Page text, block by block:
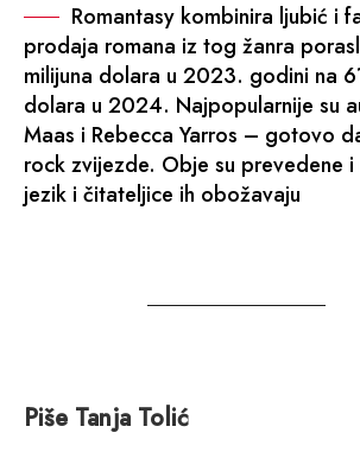
Romantasy kombinira ljubić i
prodaja romana iz tog žanra
milijuna dolara u 2023. godini na
dolara u 2024. Najpopularnije su
Maas i Rebecca Yarros – gotovo
rock zvijezde. Obje su prevedene i
jezik i čitateljice ih obožavaju
Piše Tanja Tolić